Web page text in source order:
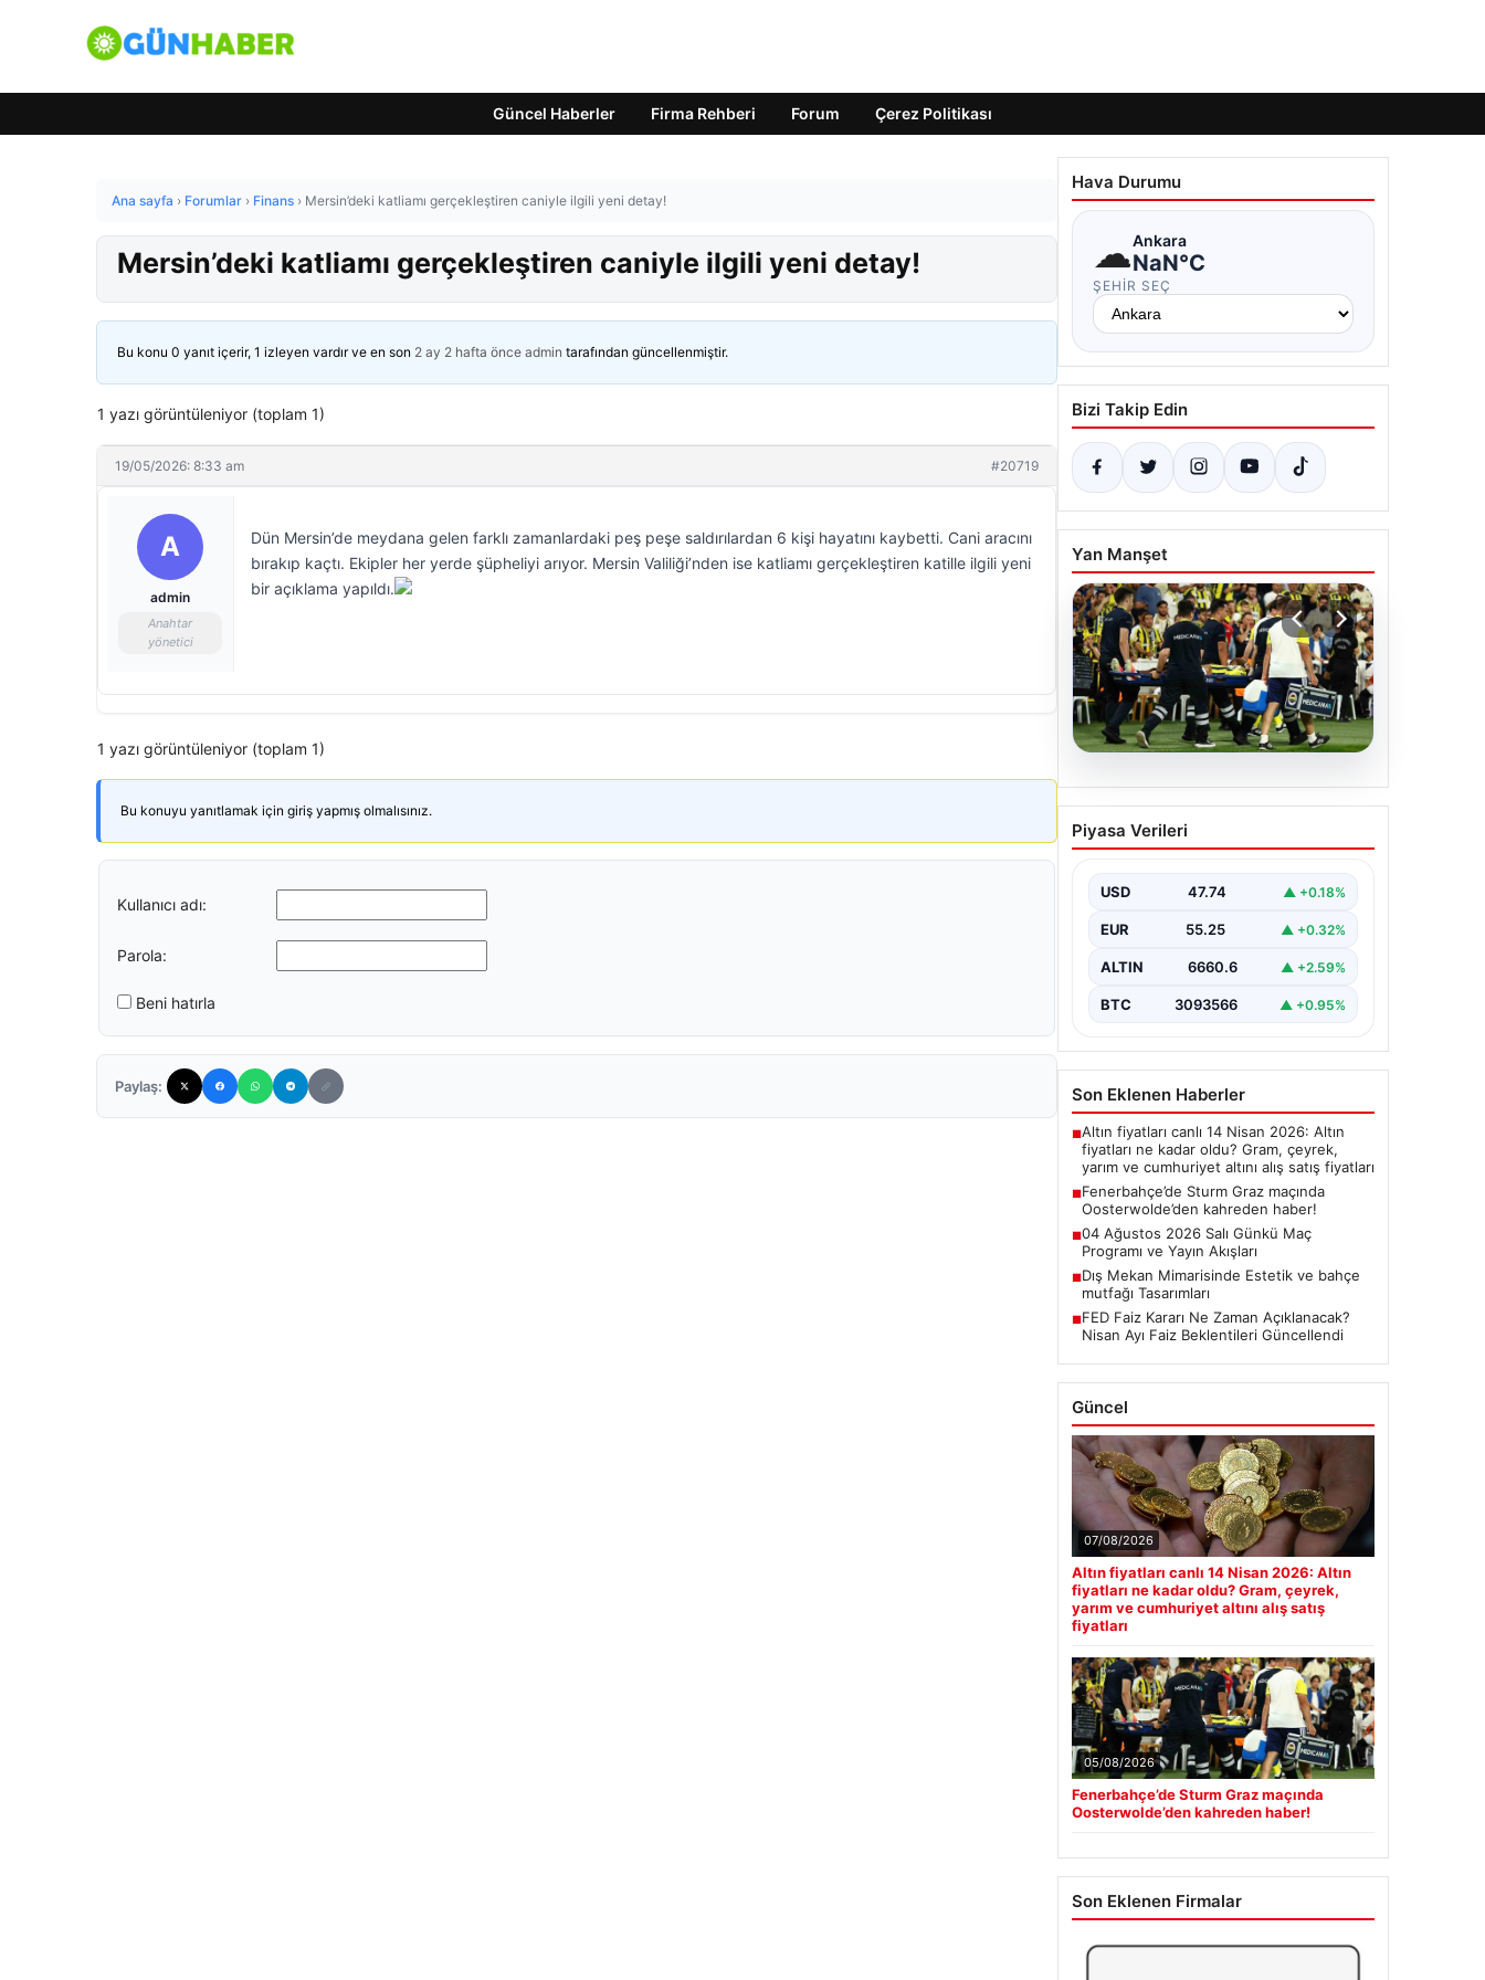
Güncel Haberler Firma Rehberi Forum Çerez Politikası
Ana sayfa › Forumlar › Finans › Mersin’deki katliamı gerçekleştiren caniyle ilgili yeni detay!
Mersin’deki katliamı gerçekleştiren caniyle ilgili yeni detay!
Bu konu 0 yanıt içerir, 1 izleyen vardır ve en son 2 ay 2 hafta önce admin tarafından güncellenmiştir.
1 yazı görüntüleniyor (toplam 1)
19/05/2026: 8:33 am #20719
A
admin
Anahtar
yönetici
Dün Mersin’de meydana gelen farklı zamanlardaki peş peşe saldırılardan 6 kişi hayatını kaybetti. Cani aracını
bırakıp kaçtı. Ekipler her yerde şüpheliyi arıyor. Mersin Valiliği’nden ise katliamı gerçekleştiren katille ilgili yeni
bir açıklama yapıldı.
1 yazı görüntüleniyor (toplam 1)
Bu konuyu yanıtlamak için giriş yapmış olmalısınız.
Kullanıcı adı:
Parola:
Beni hatırla
Paylaş:
Hava Durumu
☁Ankara
NaN°C
ŞEHIR SEÇ
Bizi Takip Edin
Yan Manşet
05.08.2026
Fenerbahçe’de Sturm
Graz maçında
kahreden haber!
Piyasa Verileri
USD 47.74 ▲ +0.18%
EUR 55.25 ▲ +0.32%
ALTIN 6660.6 ▲ +2.59%
BTC 3093566 ▲ +0.95%
Son Eklenen Haberler
■Altın fiyatları canlı 14 Nisan 2026: Altın
fiyatları ne kadar oldu? Gram, çeyrek,
yarım ve cumhuriyet altını alış satış fiyatları
■Fenerbahçe’de Sturm Graz maçında
Oosterwolde’den kahreden haber!
■04 Ağustos 2026 Salı Günkü Maç
Programı ve Yayın Akışları
■Dış Mekan Mimarisinde Estetik ve bahçe
mutfağı Tasarımları
■FED Faiz Kararı Ne Zaman Açıklanacak?
Nisan Ayı Faiz Beklentileri Güncellendi
Güncel
07/08/2026
Altın fiyatları canlı 14 Nisan 2026: Altın
fiyatları ne kadar oldu? Gram, çeyrek,
yarım ve cumhuriyet altını alış satış
fiyatları
05/08/2026
Fenerbahçe’de Sturm Graz maçında
Oosterwolde’den kahreden haber!
Son Eklenen Firmalar